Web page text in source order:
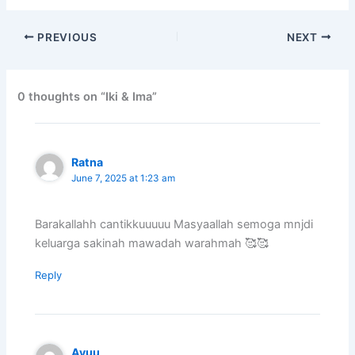
PREVIOUS NEXT
0 thoughts on “Iki & Ima”
Ratna
June 7, 2025 at 1:23 am
Barakallahh cantikkuuuuu Masyaallah semoga mnjdi
keluarga sakinah mawadah warahmah 🥰🥰
Reply